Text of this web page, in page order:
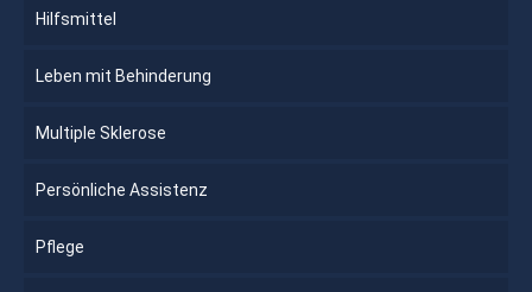
Hilfsmittel
Leben mit Behinderung
Multiple Sklerose
Persönliche Assistenz
Pflege